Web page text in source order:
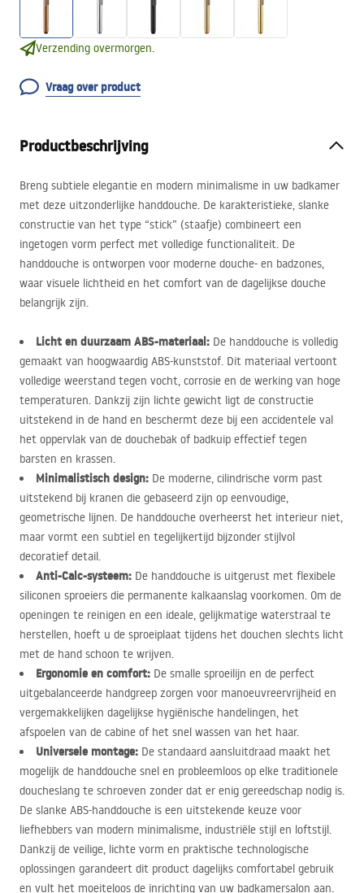
Verzending overmorgen.
Vraag over product
Productbeschrijving
Breng subtiele elegantie en modern minimalisme in uw badkamer
met deze uitzonderlijke handdouche. De karakteristieke, slanke
constructie van het type “stick” (staafje) combineert een
ingetogen vorm perfect met volledige functionaliteit. De
handdouche is ontworpen voor moderne douche- en badzones,
waar visuele lichtheid en het comfort van de dagelijkse douche
belangrijk zijn.
Licht en duurzaam ABS-materiaal: De handdouche is volledig
gemaakt van hoogwaardig ABS-kunststof. Dit materiaal vertoont
volledige weerstand tegen vocht, corrosie en de werking van hoge
temperaturen. Dankzij zijn lichte gewicht ligt de constructie
uitstekend in de hand en beschermt deze bij een accidentele val
het oppervlak van de douchebak of badkuip effectief tegen
barsten en krassen.
Minimalistisch design: De moderne, cilindrische vorm past
uitstekend bij kranen die gebaseerd zijn op eenvoudige,
geometrische lijnen. De handdouche overheerst het interieur niet,
maar vormt een subtiel en tegelijkertijd bijzonder stijlvol
decoratief detail.
Anti-Calc-systeem: De handdouche is uitgerust met flexibele
siliconen sproeiers die permanente kalkaanslag voorkomen. Om de
openingen te reinigen en een ideale, gelijkmatige waterstraal te
herstellen, hoeft u de sproeiplaat tijdens het douchen slechts licht
met de hand schoon te wrijven.
Ergonomie en comfort: De smalle sproeilijn en de perfect
uitgebalanceerde handgreep zorgen voor manoeuvreervrijheid en
vergemakkelijken dagelijkse hygiënische handelingen, het
afspoelen van de cabine of het snel wassen van het haar.
Universele montage: De standaard aansluitdraad maakt het
mogelijk de handdouche snel en probleemloos op elke traditionele
doucheslang te schroeven zonder dat er enig gereedschap nodig is.
De slanke ABS-handdouche is een uitstekende keuze voor
liefhebbers van modern minimalisme, industriële stijl en loftstijl.
Dankzij de veilige, lichte vorm en praktische technologische
oplossingen garandeert dit product dagelijks comfortabel gebruik
en vult het moeiteloos de inrichting van uw badkamersalon aan.